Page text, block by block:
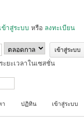
เข้าสู่ระบบ หรือ ลงทะเบียน
ยะเวลาในเซสชั่น
า ปฏิทิน เข้าสู่ระบบ